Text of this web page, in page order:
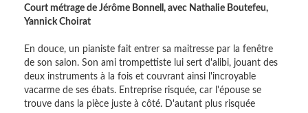
Court métrage de Jérôme Bonnell, avec Nathalie Boutefeu,
Yannick Choirat
En douce, un pianiste fait entrer sa maitresse par la fenêtre
de son salon. Son ami trompettiste lui sert d'alibi, jouant des
deux instruments à la fois et couvrant ainsi l'incroyable
vacarme de ses ébats. Entreprise risquée, car l'épouse se
trouve dans la pièce juste à côté. D'autant plus risquée